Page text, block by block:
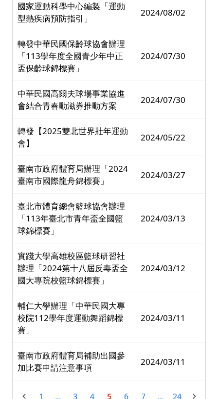
國家運動科學中心編製「運動
型熱疾病預防指引」
2024/08/02
轉發中華民國保齡球協會辦理
「113學年度全國青少年中正
盃保齡球錦標賽」
2024/07/30
中華民國高爾夫球場事業協進
會結合青春動滋券推動方案
2024/07/30
轉發【2025雙北世界壯年運動
會】
2024/05/22
臺南市政府體育局辦理「2024
臺南市國際龍舟錦標賽」
2024/03/27
臺北市體育總會籃球協會辦理
「113年臺北市青年盃全國籃
球錦標賽」
2024/03/13
實踐大學高雄校區籃球研習社
辦理「2024第十八屆反毒盃全
國大專院校籃球錦標賽」
2024/03/12
輔仁大學辦理「中華民國大專
校院112學年度運動舞蹈錦標
賽」
2024/03/11
臺南市政府體育局補助出國參
加比賽申請注意事項
2024/03/11
1 ... 3 4 5 6 7 ... 24